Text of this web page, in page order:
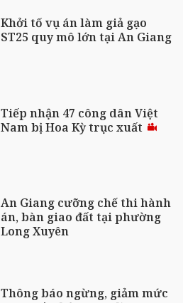
Khởi tố vụ án làm giả gạo
ST25 quy mô lớn tại An Giang
Tiếp nhận 47 công dân Việt
Nam bị Hoa Kỳ trục xuất
An Giang cưỡng chế thi hành
án, bàn giao đất tại phường
Long Xuyên
Thông báo ngừng, giảm mức